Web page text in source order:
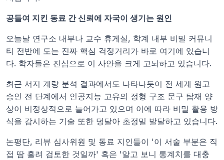
공들여 지킨 동료 간 신뢰에 자국이 생기는 원인
오늘날 연구소 내부나 교수 휴게실, 학계 내부 비밀 커뮤니
티 전반에 도는 진짜 핵심 걱정거리가 바로 여기에 있습니
다. 학자들은 진심으로 이 사안을 크게 고뇌하고 있습니다.
최근 서지 계량 분석 결과에서도 나타나듯이 전 세계 원고
승인 전 단계에서 인공지능 고유의 정형 구조 문구 탑재 양
상이 비정상적으로 늘어가고 있으며 이에 따라 비밀 활용 방
식을 감시하는 기술 또한 덩달아 초정밀 발달하고 있습니다.
논평단, 리뷰 심사위원 및 동료 지인들이 '이 서술 부분은 직
접 땀 흘려 검토한 것일까' 혹은 '알고 보니 통계치를 대충